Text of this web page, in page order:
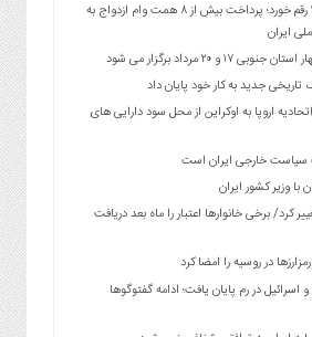
در چهار ماه نخست ۱۴۰۵ رقم خورد؛ پرداخت بیش از ۸ همت وام ازدواج به
ایران
و ۲۰ مرداد برگزار می شود
جدید به کار خود پایان داد
اتحادیه اروپا به اوکراین از محل سود دارایی های
خارجی ایران است
با وزیر کشور ایران
کرد/ برخی خانوارها اعتبار را ماه بعد دریافت
در روسیه را امضا کرد
اسرائیل در رم پایان یافت؛ ادامه گفتوگوها